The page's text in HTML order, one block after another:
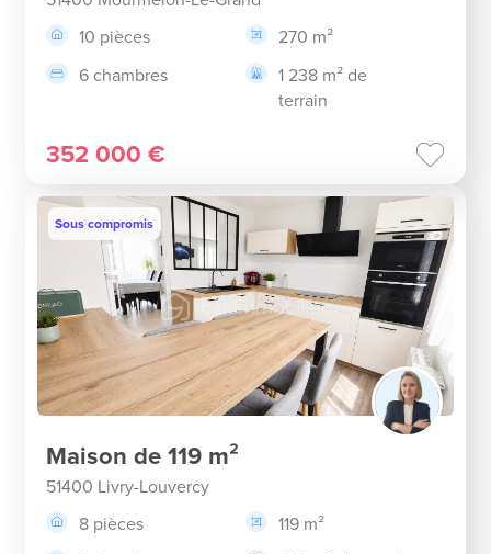
10 pièces
270 m²
6 chambres
1 238 m² de
terrain
352 000 €
Sous compromis
Maison de 119 m²
51400 Livry-Louvercy
8 pièces
119 m²